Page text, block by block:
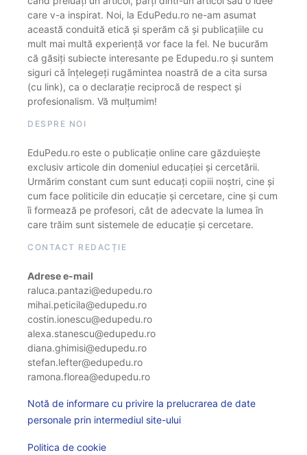
care v-a inspirat. Noi, la EduPedu.ro ne-am asumat
această conduită etică și sperăm că și publicațiile cu
mult mai multă experiență vor face la fel. Ne bucurăm
că găsiți subiecte interesante pe Edupedu.ro și suntem
siguri că înțelegeți rugămintea noastră de a cita sursa
(cu link), ca o declarație reciprocă de respect și
profesionalism. Vă mulțumim!
DESPRE NOI
EduPedu.ro este o publicație online care găzduiește
exclusiv articole din domeniul educației și cercetării.
Urmărim constant cum sunt educați copiii noștri, cine și
cum face politicile din educație și cercetare, cine și cum
îi formează pe profesori, cât de adecvate la lumea în
care trăim sunt sistemele de educație și cercetare.
CONTACT REDACȚIE
Adrese e-mail
raluca.pantazi@edupedu.ro
mihai.peticila@edupedu.ro
costin.ionescu@edupedu.ro
alexa.stanescu@edupedu.ro
diana.ghimisi@edupedu.ro
stefan.lefter@edupedu.ro
ramona.florea@edupedu.ro
Notă de informare cu privire la prelucrarea de date
personale prin intermediul site-ului
Politica de cookie